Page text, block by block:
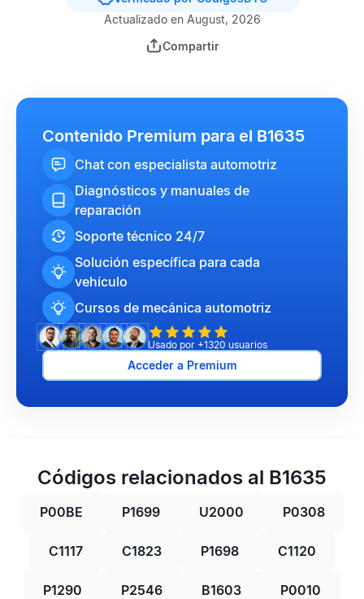
Actualizado en August, 2026
Compartir
Contenido Premium para el B1635
Chat con especialista automotriz
Diagnósticos y manuales de
reparación
Soporte técnico 24/7
Solución específica para cada
vehículo
Cursos de mecánica automotriz
Usado por +1320 usuarios
Acceder a Premium
Códigos relacionados al B1635
P00BE P1699 U2000 P0308
C1117 C1823 P1698 C1120
P1290 P2546 B1603 P0010